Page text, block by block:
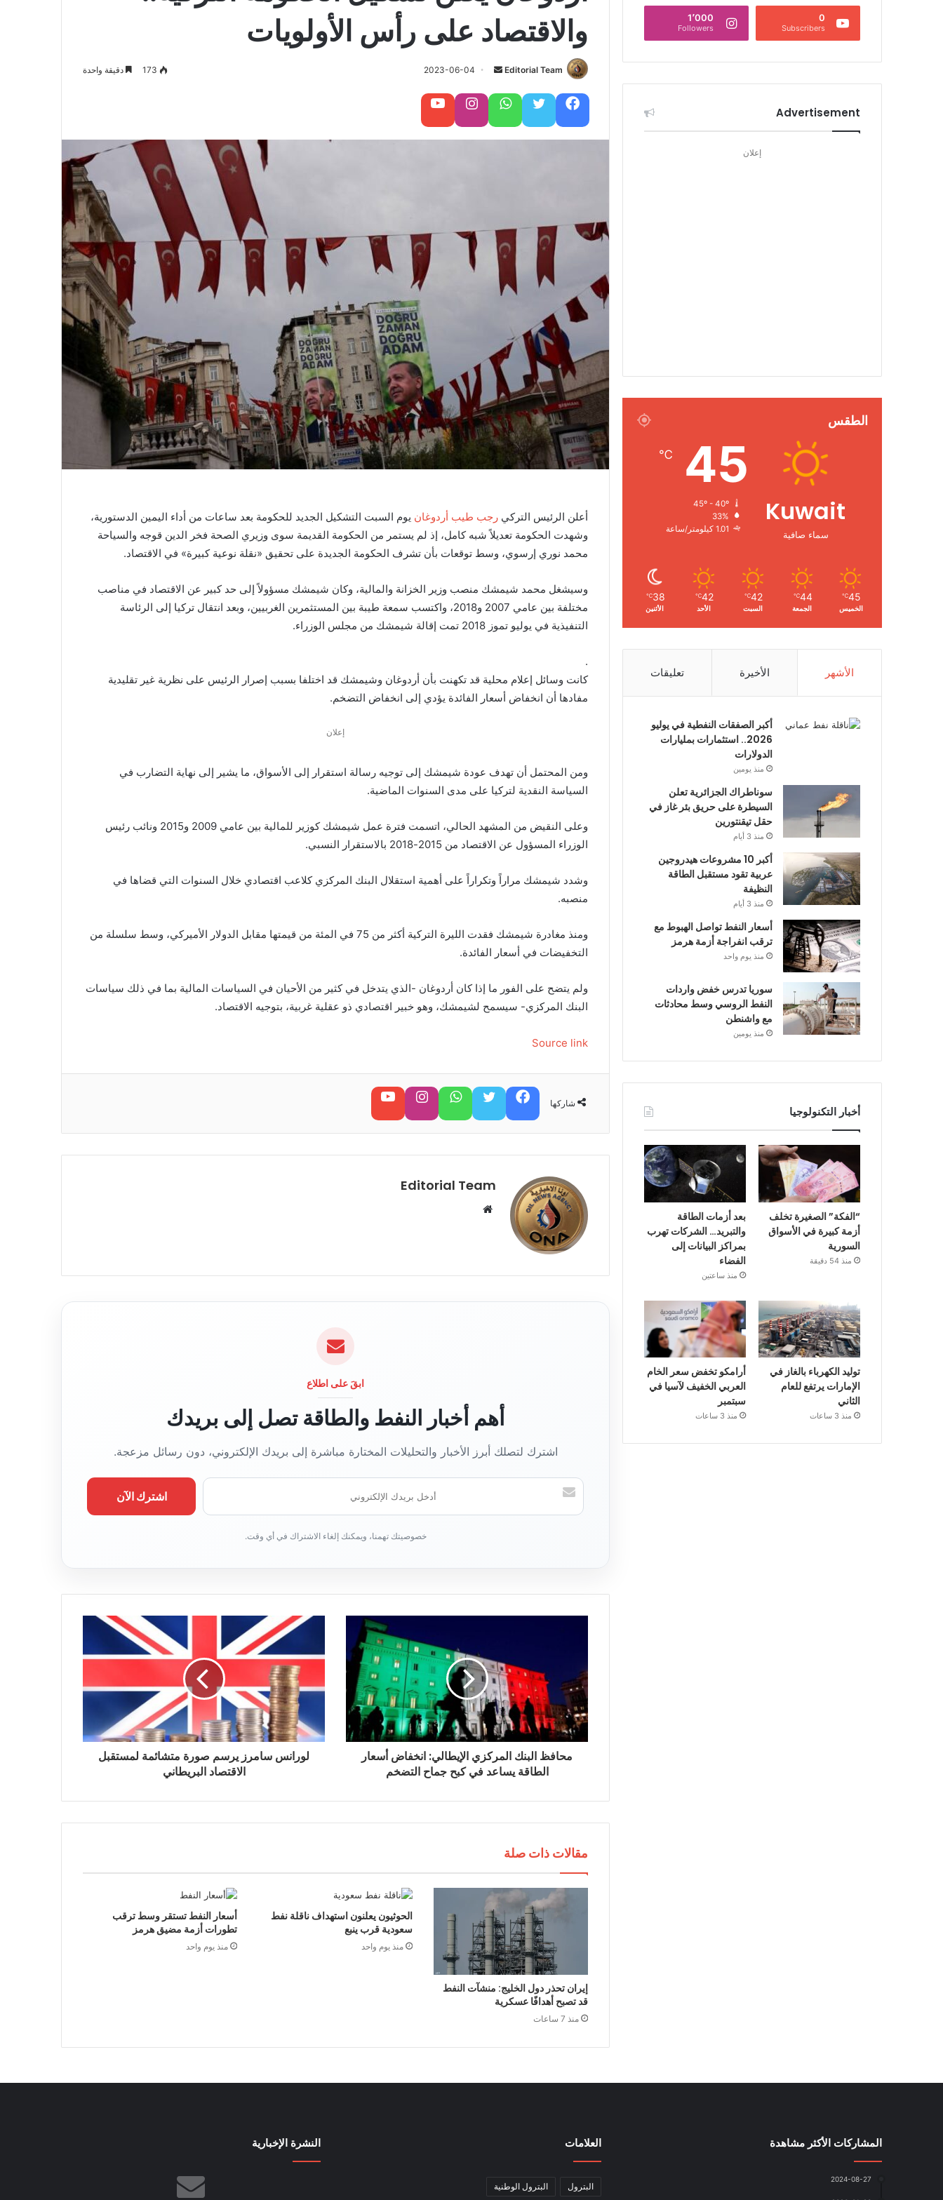
والاقتصاد على رأس الأولويات
Editorial Team
س
ل
ا
2023-06-04
173 دقيقة واحدة
فيسبوك تويتر واتساب تابعنا على إنستغرام تابعنا على يوتيوب
أعلن الرئيس التركي رجب طيب أردوغان يوم السبت التشكيل الجديد للحكومة بعد ساعات من أداء اليمين الدستورية،
وشهدت الحكومة تعديلاً شبه كامل، إذ لم يستمر من الحكومة القديمة سوى وزيري الصحة فخر الدين قوجه والسياحة
محمد نوري إرسوي، وسط توقعات بأن تشرف الحكومة الجديدة على تحقيق «نقلة نوعية كبيرة» في الاقتصاد.
وسيشغل محمد شيمشك منصب وزير الخزانة والمالية، وكان شيمشك مسؤولاً إلى حد كبير عن الاقتصاد في مناصب
مختلفة بين عامي 2007 و2018، واكتسب سمعة طيبة بين المستثمرين الغربيين، وبعد انتقال تركيا إلى الرئاسة
التنفيذية في يوليو تموز 2018 تمت إقالة شيمشك من مجلس الوزراء.
.
كانت وسائل إعلام محلية قد تكهنت بأن أردوغان وشيمشك قد اختلفا بسبب إصرار الرئيس على نظرية غير تقليدية
مفادها أن انخفاض أسعار الفائدة يؤدي إلى انخفاض التضخم.
إعلان
ومن المحتمل أن تهدف عودة شيمشك إلى توجيه رسالة استقرار إلى الأسواق، ما يشير إلى نهاية التضارب في
السياسة النقدية لتركيا على مدى السنوات الماضية.
وعلى النقيض من المشهد الحالي، اتسمت فترة عمل شيمشك كوزير للمالية بين عامي 2009 و2015 ونائب رئيس
الوزراء المسؤول عن الاقتصاد من 2015-2018 بالاستقرار النسبي.
وشدد شيمشك مراراً وتكراراً على أهمية استقلال البنك المركزي كلاعب اقتصادي خلال السنوات التي قضاها في
منصبه.
ومنذ مغادرة شيمشك فقدت الليرة التركية أكثر من 75 في المئة من قيمتها مقابل الدولار الأميركي، وسط سلسلة من
التخفيضات في أسعار الفائدة.
ولم يتضح على الفور ما إذا كان أردوغان -الذي يتدخل في كثير من الأحيان في السياسات المالية بما في ذلك سياسات
البنك المركزي- سيسمح لشيمشك، وهو خبير اقتصادي ذو عقلية غربية، بتوجيه الاقتصاد.
Source link
شاركها فيسبوك تويتر واتساب تابعنا على إنستغرام تابعنا على يوتيوب
Editorial Team
ا
ابقَ على اطلاع
أهم أخبار النفط والطاقة تصل إلى بريدك
اشترك لتصلك أبرز الأخبار والتحليلات المختارة مباشرة إلى بريدك الإلكتروني، دون رسائل مزعجة.
أ
خ
ا
ك
ت
ر
و
محافظ البنك المركزي الإيطالي: انخفاض أسعار
الطاقة يساعد في كبح جماح التضخم
لورانس سامرز يرسم صورة متشائمة لمستقبل
الاقتصاد البريطاني
مقالات ذات صلة
إيران تحذر دول الخليج: منشآت النفط
قد تصبح أهدافًا عسكرية
منذ 7 ساعات
الحوثيون يعلنون استهداف ناقلة نفط
سعودية قرب ينبع
منذ يوم واحد
أسعار النفط تستقر وسط ترقب
تطورات أزمة مضيق هرمز
منذ يوم واحد
0
Subscribers
1٬000
Followers
Advertisement
إعلان
الطقس
Kuwait
سماء صافية
45
℃
33%
1.01 كيلومتر/ساعة
45
℃
الخميس
44
℃
الجمعة
42
℃
السبت
42
℃
الأحد
38
℃
الأثنين
الأشهر الأخيرة تعليقات
أكبر الصفقات النفطية في يوليو
2026.. استثمارات بمليارات
الدولارات
منذ يومين
سوناطراك الجزائرية تعلن
السيطرة على حريق بئر غاز في
حقل تيقنتورين
منذ 3 أيام
أكبر 10 مشروعات هيدروجين
عربية تقود مستقبل الطاقة
النظيفة
منذ 3 أيام
أسعار النفط تواصل الهبوط مع
ترقب انفراجة أزمة هرمز
منذ يوم واحد
سوريا تدرس خفض واردات
النفط الروسي وسط محادثات
مع واشنطن
منذ يومين
أخبار التكنولوجيا
“الفكة” الصغيرة تخلف
أزمة كبيرة في الأسواق
السورية
منذ 54 دقيقة
بعد أزمات الطاقة
والتبريد… الشركات تهرب
بمراكز البيانات إلى
الفضاء
منذ ساعتين
توليد الكهرباء بالغاز في
الإمارات يرتفع للعام
الثاني
منذ 3 ساعات
أرامكو تخفض سعر الخام
العربي الخفيف لآسيا في
سبتمبر
منذ 3 ساعات
المشاركات الأكثر مشاهدة
2024-08-27
العلامات
البترول البترول الوطنية
النشرة الإخبارية